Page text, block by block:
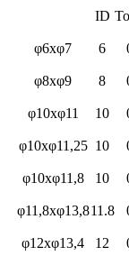
ID
φ6xφ7 6
φ8xφ9
8
φ10xφ11
10
φ10xφ11,25 10
φ10xφ11,8
10
φ11,8xφ13,811.8
φ12xφ13,4
12